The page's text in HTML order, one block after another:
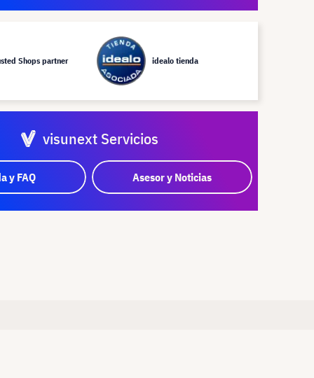
Shops partner idealo tienda
visunext Servicios
y FAQ Asesor y Noticias